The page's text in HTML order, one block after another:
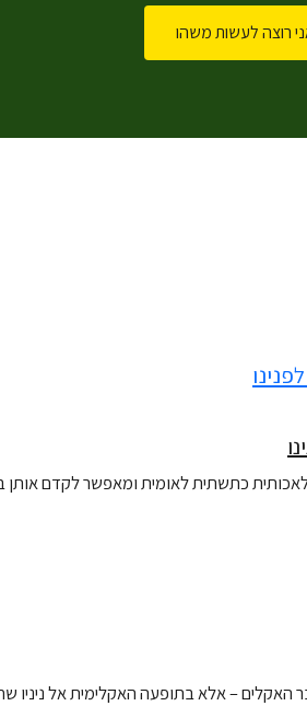
רוצה לעשות משהו
כתשתית לאומית ומאפשר לקדם
– אלא בתופעה האקלימית אל